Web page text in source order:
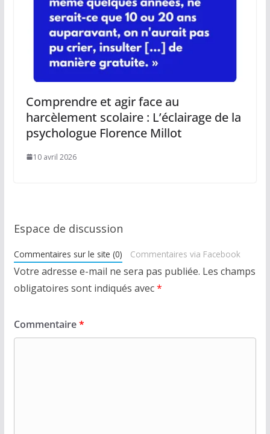
Comprendre et agir face au
harcèlement scolaire : L’éclairage de la
psychologue Florence Millot
10 avril 2026
Espace de discussion
Commentaires sur le site (0) Commentaires via Facebook
Votre adresse e-mail ne sera pas publiée. Les champs
obligatoires sont indiqués avec*
Commentaire*